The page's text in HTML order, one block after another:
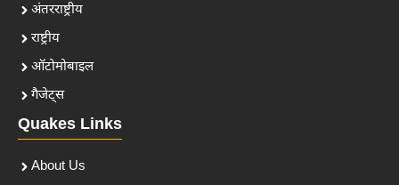
अंतरराष्ट्रीय
राष्ट्रीय
ऑटोमोबाइल
गैजेट्स
Quakes Links
About Us